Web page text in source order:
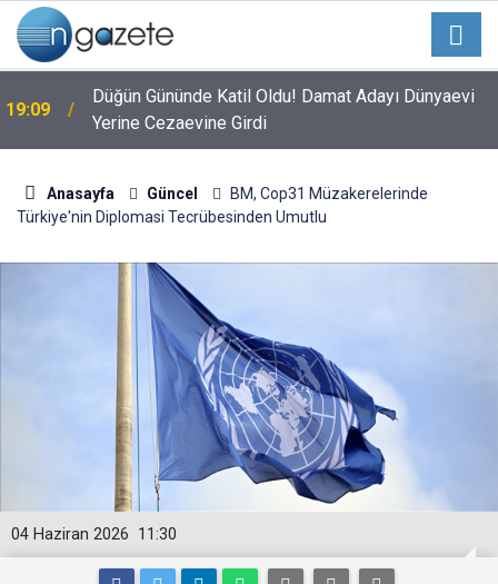
19:09
Düğün Gününde Katil Oldu! Damat Adayı Dünyaevi
Yerine Cezaevine Girdi
Anasayfa Güncel
BM, Cop31 Müzakerelerinde
Türkiye'nin Diplomasi Tecrübesinden Umutlu
11:30
04 Haziran 2026